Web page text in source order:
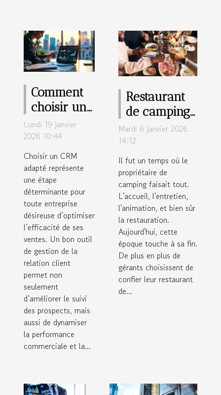
Comment
choisir un
CRM pour
maximiser
l'efficacité
des ventes
?
Lundi 19 janvier
2026 10:44
Choisir un CRM
adapté représente
une étape
déterminante pour
toute entreprise
désireuse d’optimiser
l’efficacité de ses
ventes. Un bon outil
de gestion de la
relation client
permet non
seulement
d’améliorer le suivi
des prospects, mais
aussi de dynamiser
la performance
commerciale et la...
Restaurant
de camping :
pourquoi les
gérants
externalisent
de plus en
plus ?
Mardi 6 janvier 2026
14:12
Il fut un temps où le
propriétaire de
camping faisait tout.
L'accueil, l'entretien,
l'animation, et bien sûr
la restauration.
Aujourd'hui, cette
époque touche à sa fin.
De plus en plus de
gérants choisissent de
confier leur restaurant
de...